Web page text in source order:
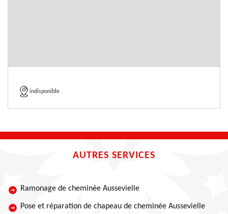
indisponible
AUTRES SERVICES
Ramonage de cheminée Aussevielle
Pose et réparation de chapeau de cheminée Aussevielle